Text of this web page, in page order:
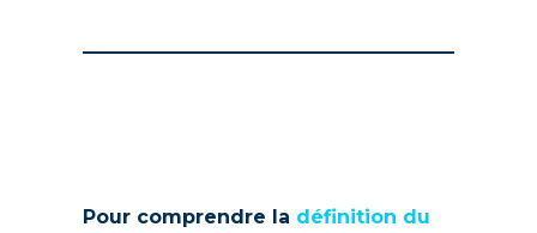
Pour comprendre la définition du